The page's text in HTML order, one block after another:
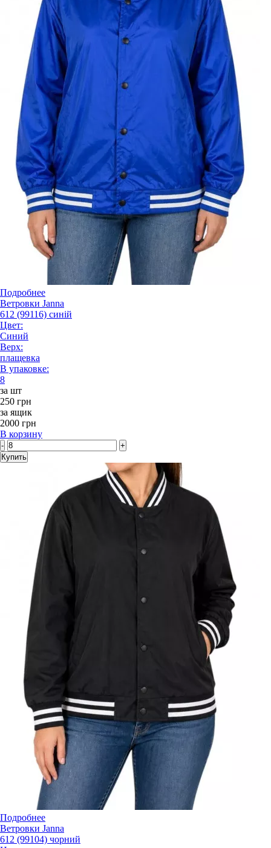
Подробнее
Ветровки Janna
612 (99116) синій
Цвет:
Синий
Верх:
плащевка
В упаковке:
8
за шт
250 грн
за ящик
2000 грн
В корзину
-
+
Купить
Подробнее
Ветровки Janna
612 (99104) чорний